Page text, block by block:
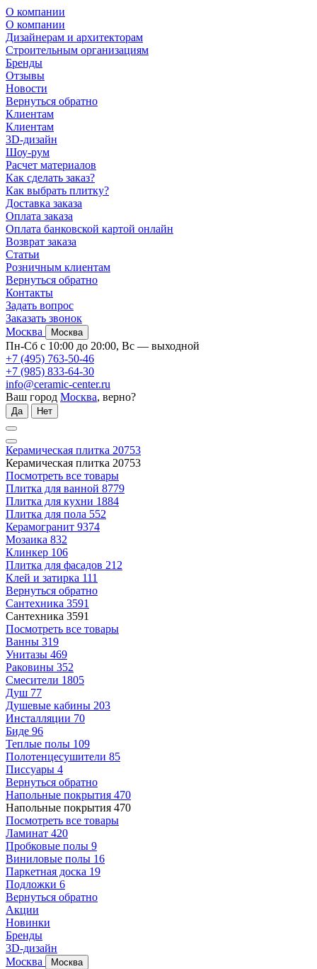
О компании
О компании
Дизайнерам и архитекторам
Строительным организациям
Бренды
Отзывы
Новости
Вернуться обратно
Клиентам
Клиентам
3D-дизайн
Шоу-рум
Расчет материалов
Как сделать заказ?
Как выбрать плитку?
Доставка заказа
Оплата заказа
Оплата банковской картой онлайн
Возврат заказа
Статьи
Розничным клиентам
Вернуться обратно
Контакты
Задать вопрос
Заказать звонок
Москва
Москва
Пн-Сб с 10:00 до 20:00, Вс — выходной
+7 (495) 763-50-46
+7 (985) 833-64-30
info@ceramic-center.ru
Ваш город Москва, верно?
Да Нет
Керамическая плитка 20753
Керамическая плитка 20753
Посмотреть все товары
Плитка для ванной 8779
Плитка для кухни 1884
Плитка для пола 552
Керамогранит 9374
Мозаика 832
Клинкер 106
Плитка для фасадов 212
Клей и затирка 111
Вернуться обратно
Сантехника 3591
Сантехника 3591
Посмотреть все товары
Ванны 319
Унитазы 469
Раковины 352
Смесители 1805
Душ 77
Душевые кабины 203
Инсталляции 70
Биде 96
Теплые полы 109
Полотенцесушители 85
Писсуары 4
Вернуться обратно
Напольные покрытия 470
Напольные покрытия 470
Посмотреть все товары
Ламинат 420
Пробковые полы 9
Виниловые полы 16
Паркетная доска 19
Подложки 6
Вернуться обратно
Акции
Новинки
Бренды
3D-дизайн
Москва
Москва